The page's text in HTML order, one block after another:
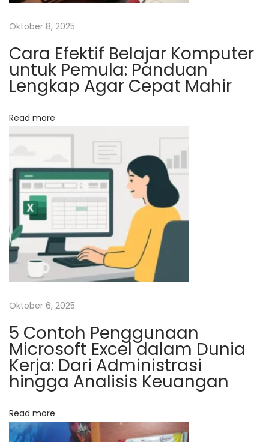
j
a
|
A
f
a
a
n
o
g
y
a
k
r
t
a
N
x
t
K
r
s
Oktober 8, 2025
Cara Efektif Belajar Komputer
untuk Pemula: Panduan
Lengkap Agar Cepat Mahir
Read more
Oktober 6, 2025
5 Contoh Penggunaan
Microsoft Excel dalam Dunia
Kerja: Dari Administrasi
hingga Analisis Keuangan
Read more